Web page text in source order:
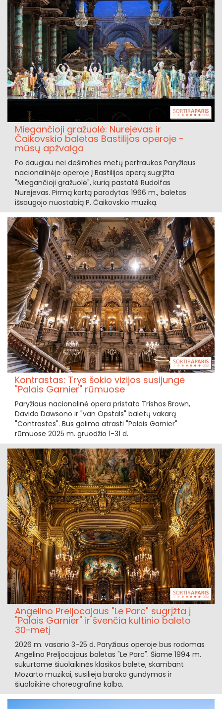
Miegančioji gražuolė: Nurejevas ir
Čaikovskio baletas Bastilijos operoje -
mūsų apžvalga
Po daugiau nei dešimties metų pertraukos Paryžiaus
nacionalinėje operoje į Bastilijos operą sugrįžta
"Miegančioji gražuolė", kurią pastatė Rudolfas
Nurejevas. Pirmą kartą parodytas 1966 m., baletas
išsaugojo nuostabią P. Čaikovskio muziką.
Kontrastas: Trys šokio vizijos susijungė
"Palais Garnier" rūmuose
Paryžiaus nacionalinė opera pristato Trishos Brown,
Davido Dawsono ir "van Opstals" baletų vakarą
"Contrastes". Bus galima atrasti "Palais Garnier"
rūmuose 2025 m. gruodžio 1-31 d.
Angelino Preljocajaus "Le Parc" sugrįžta į
"Palais Garnier" ir švenčia kultinio baleto
30-metį
2026 m. vasario 3-25 d. Paryžiaus operoje bus rodomas
Angelino Preljocajaus baletas "Le Parc". Šiame 1994 m.
sukurtame šiuolaikinės klasikos balete, skambant
Mozarto muzikai, susilieja baroko gundymas ir
šiuolaikinė choreografinė kalba.